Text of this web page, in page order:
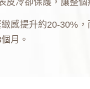
冷卻保護，讓整個
感提升約20-30%
月。